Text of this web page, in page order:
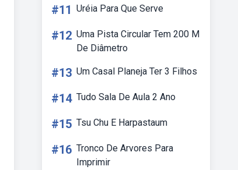
#11 Uréia Para Que Serve
#12 Uma Pista Circular Tem 200 M
De Diâmetro
#13 Um Casal Planeja Ter 3 Filhos
#14 Tudo Sala De Aula 2 Ano
#15 Tsu Chu E Harpastaum
#16 Tronco De Arvores Para
Imprimir